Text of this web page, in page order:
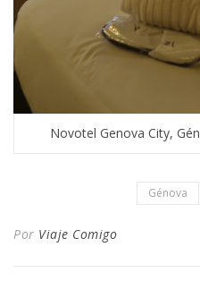
Novotel Genova City,
Génova
Por Viaje Comigo